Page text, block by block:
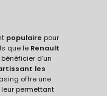
populaire pour
que le Renault
d’un
les
offre une
permettant